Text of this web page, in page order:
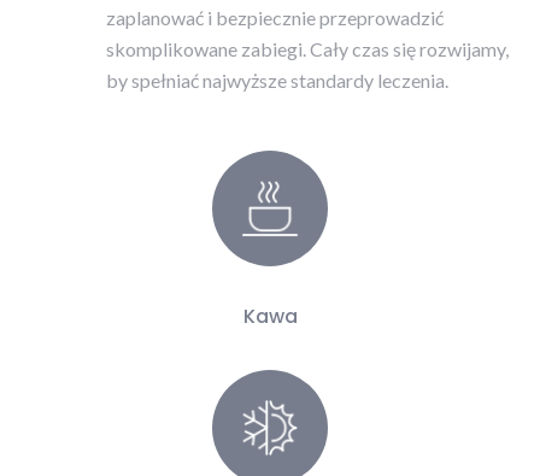
zaplanować i bezpiecznie przeprowadzić
skomplikowane zabiegi. Cały czas się rozwijamy,
by spełniać najwyższe standardy leczenia.
Kawa